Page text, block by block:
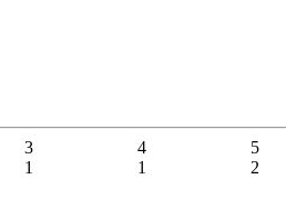
3
1
4
1
5
2